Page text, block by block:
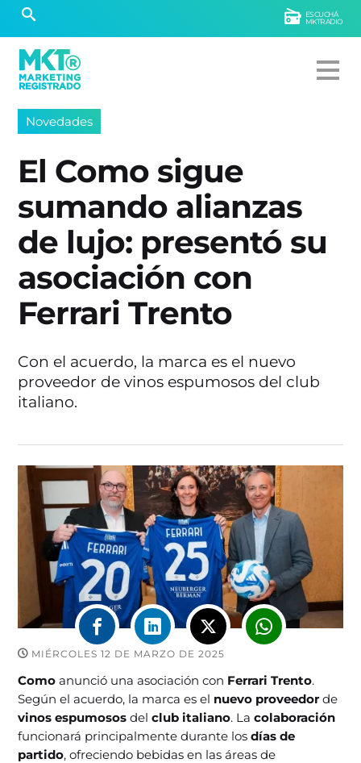
ESCUCHÁ
MKTRADIO
Novedades
El Como sigue
sumando alianzas
de lujo: presentó su
asociación con
Ferrari Trento
Con el acuerdo, la marca es el nuevo
proveedor de vinos espumosos del club
italiano.
MIÉRCOLES 12 DE MARZO DE 2025
Comoanunció una asociación con Ferrari Trento.
Según el acuerdo, la marca es el nuevo proveedorde
vinos espumososdelclub italiano. Lacolaboración
funcionará principalmente durante losdías de
partido, ofreciendo bebidas en las áreas de